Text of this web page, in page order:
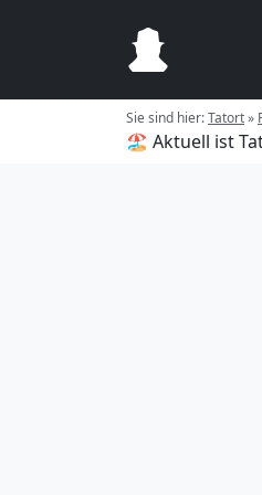
Sie sind hier:Tatort»
🏖️ Aktuell ist